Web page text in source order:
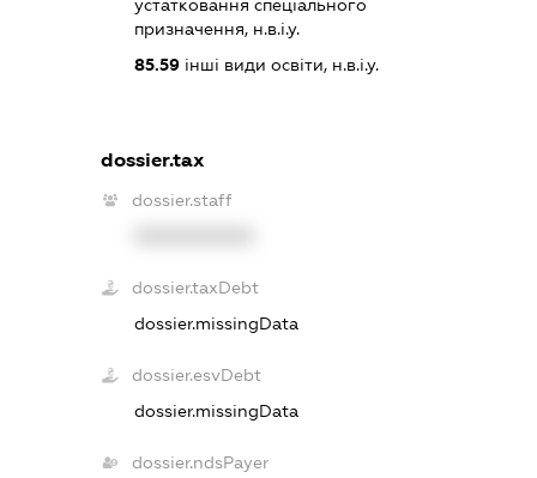
устатковання спеціального
призначення, н.в.і.у.
85.59 інші види освіти, н.в.і.у.
dossier.tax
dossier.staff
dossier.taxDebt
dossier.missingData
dossier.esvDebt
dossier.missingData
dossier.ndsPayer